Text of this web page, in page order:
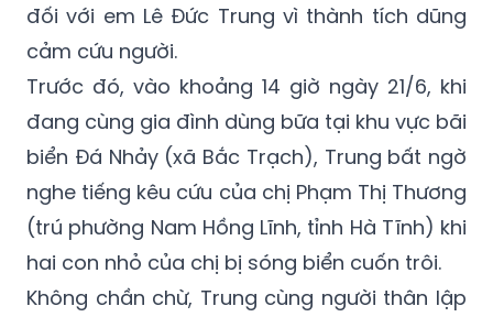
đối với em Lê Đức Trung vì thành tích dũng
cảm cứu người.
Trước đó, vào khoảng 14 giờ ngày 21/6, khi
đang cùng gia đình dùng bữa tại khu vực bãi
biển Đá Nhảy (xã Bắc Trạch), Trung bất ngờ
nghe tiếng kêu cứu của chị Phạm Thị Thương
(trú phường Nam Hồng Lĩnh, tỉnh Hà Tĩnh) khi
hai con nhỏ của chị bị sóng biển cuốn trôi.
Không chần chừ, Trung cùng người thân lập